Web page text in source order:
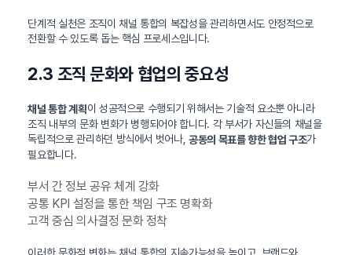
단계적 실천은 조직이 채널 통합의 복잡성을 관리하면서도 안정적으로
전환할 수 있도록 돕는 핵심 프로세스입니다.
2.3 조직 문화와 협업의 중요성
채널 통합 계획이 성공적으로 수행되기 위해서는 기술적 요소뿐 아니라
조직 내부의 문화 변화가 병행되어야 합니다. 각 부서가 자신들의 채널을
독립적으로 관리하던 방식에서 벗어나,공동의 목표를 향한 협업 구조가
필요합니다.
부서 간 정보 공유 체계 강화
공통 KPI 설정을 통한 책임 구조 명확화
고객 중심 의사결정 문화 정착
이러한 문화적 변화는 채널 통합의 지속가능성을 높이고, 브랜드와